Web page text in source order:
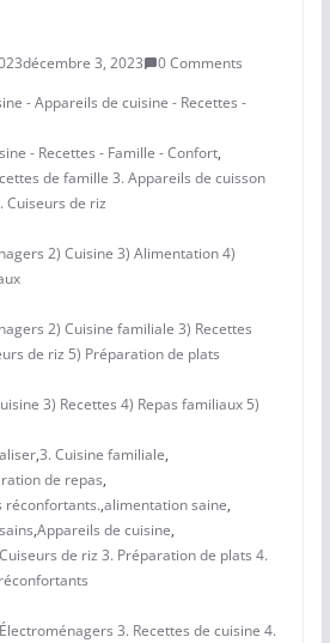
décembre 3, 2023
0 Comments
- Appareils de cuisine - Recettes -
- Recettes - Famille - Confort,
de famille 3. Appareils de cuisson
Cuiseurs de riz
2) Cuisine 3) Alimentation 4)
2) Cuisine familiale 3) Recettes
de riz 5) Préparation de plats
3) Recettes 4) Repas familiaux 5)
,3. Cuisine familiale,
de repas,
réconfortants.,alimentation saine,
,Appareils de cuisine,
de riz 3. Préparation de plats 4.
3. Recettes de cuisine 4.